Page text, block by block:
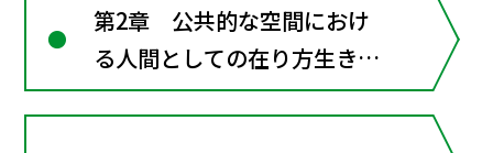
第2章 公共的な空間におけ
る人間としての在り方生き方
―共に生きるための倫理